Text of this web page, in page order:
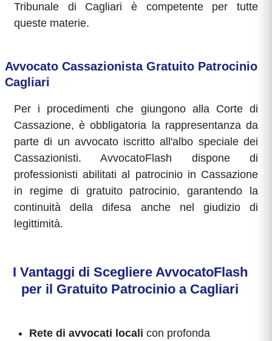
Tribunale di Cagliari è competente per tutte
queste materie.
Avvocato Cassazionista Gratuito Patrocinio
Cagliari
Per i procedimenti che giungono alla Corte di
Cassazione, è obbligatoria la rappresentanza da
parte di un avvocato iscritto all'albo speciale dei
Cassazionisti. AvvocatoFlash dispone di
professionisti abilitati al patrocinio in Cassazione
in regime di gratuito patrocinio, garantendo la
continuità della difesa anche nel giudizio di
legittimità.
I Vantaggi di Scegliere AvvocatoFlash
per il Gratuito Patrocinio a Cagliari
Rete di avvocati locali con profonda